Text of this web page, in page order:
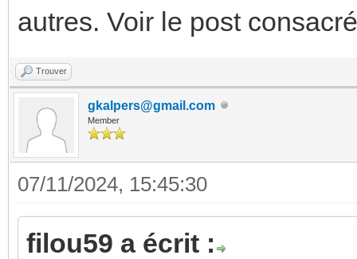
autres. Voir le post
Trouver
gkalpers@gmail.com
Member
07/11/2024, 15:45:30
filou59 a écrit :